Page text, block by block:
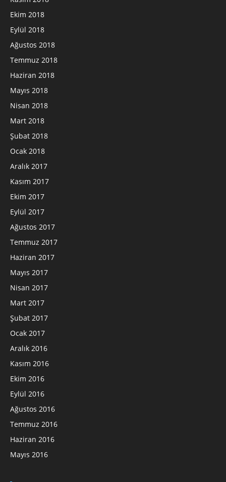
Ekim 2018
Eylül 2018
Ağustos 2018
Temmuz 2018
Haziran 2018
Mayıs 2018
Nisan 2018
Mart 2018
Şubat 2018
Ocak 2018
Aralık 2017
Kasım 2017
Ekim 2017
Eylül 2017
Ağustos 2017
Temmuz 2017
Haziran 2017
Mayıs 2017
Nisan 2017
Mart 2017
Şubat 2017
Ocak 2017
Aralık 2016
Kasım 2016
Ekim 2016
Eylül 2016
Ağustos 2016
Temmuz 2016
Haziran 2016
Mayıs 2016